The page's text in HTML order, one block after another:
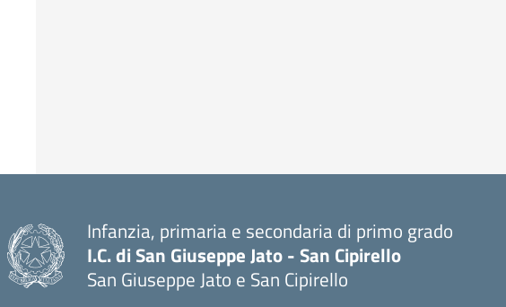
Infanzia, primaria e secondaria di primo grado
I.C. di San Giuseppe Jato - San Cipirello
San Giuseppe Jato e San Cipirello